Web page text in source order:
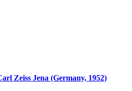
Zeiss Jena (Germany, 1952)